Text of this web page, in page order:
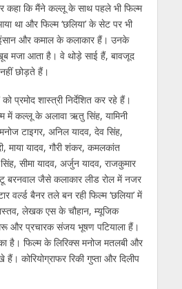
कि मैंने कल्‍लू के साथ पहले भी फिल्‍म
था और फिल्‍म ‘छलिया’ के सेट पर भी
और कमाल के कलाकार हैं। उनके
मजा आता है। वे थोड़े साई हैं, बावजूद
छोड़ते हैं।
को प्रमोद शास्त्री निर्देशित कर रहे हैं।
में कल्‍लू के अलावा ऋतु सिंह, यामिनी
मनोज टाइगर, अनिल यादव, देव सिंह,
माया यादव, गौरी शंकर, कमलकांत
सीमा यादव, अर्जुन यादव, राजकुमार
बरनवाल जैसे कलाकार लीड रोल में नजर
वर्ल्‍ड बैनर तले बन रही फिल्‍म ‘छलिया’ में
लेखक एस के चौहान, म्‍यूजिक
और प्रचारक संजय भूषण पटियाला हैं।
है। फिल्‍म के लिरिक्‍स मनोज मतलबी और
कोरियोग्राफर रिकी गुप्‍ता और दिलीप